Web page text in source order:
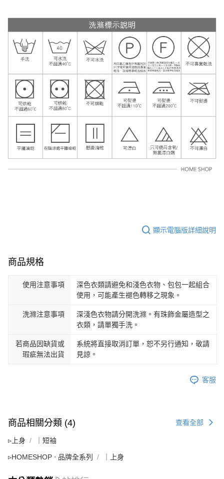
顯示電腦版詳細說明
商品規格
使用注意事項
深色衣類請避免和淺色衣物、包包一起組合
使用，可能產生褪色轉移之現象。
洗滌注意事項
深淺色衣物請分開洗滌。有珠飾金屬造型之
衣類，請單獨手洗。
若商品因缺貨或
瑕疵無法出貨
系統將直接取消訂單，恕不另行通知，敬請
見諒。
客服
商品相關分類 (4) 查看全部
▹上身 ｜短袖
▹HOMESHOP ‧ 品牌全系列 ｜上身